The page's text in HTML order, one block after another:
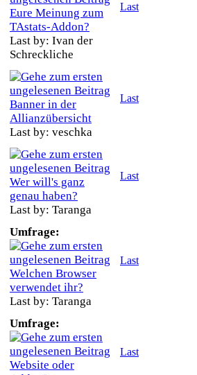
Eure Meinung zum
TAstats-Addon?
Last by: Ivan der
Schreckliche
Last
Banner in der
Allianzübersicht
Last by: veschka
Last
Wer will's ganz
genau haben?
Last by: Taranga
Last
Umfrage:
Welchen Browser
verwendet ihr?
Last by: Taranga
Last
Umfrage:
Website oder
Last